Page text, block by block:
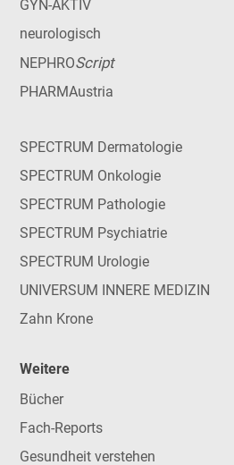
GYN-AKTIV
neurologisch
NEPHROScript
PHARMAustria
SPECTRUM Dermatologie
SPECTRUM Onkologie
SPECTRUM Pathologie
SPECTRUM Psychiatrie
SPECTRUM Urologie
UNIVERSUM INNERE MEDIZIN
Zahn Krone
Weitere
Bücher
Fach-Reports
Gesundheit verstehen